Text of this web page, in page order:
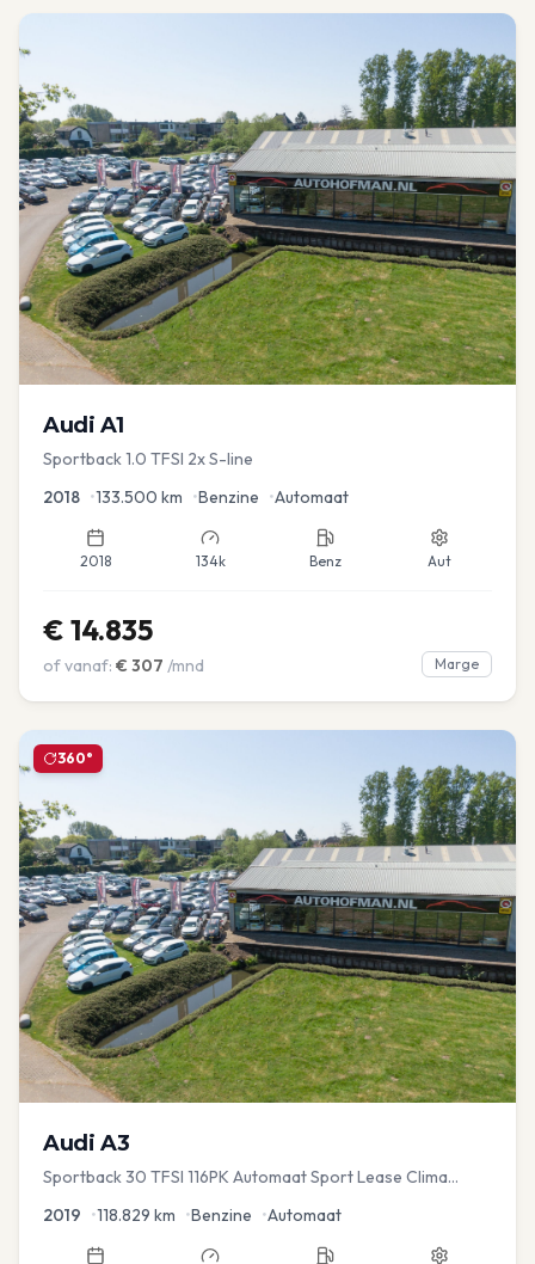
Audi A1
Sportback 1.0 TFSI 2x S-line
2018 •133.500 km •Benzine •Automaat
2018 134k Benz Aut
€ 14.835
of vanaf: € 307 /mnd Marge
360°
Audi A3
Sportback 30 TFSI 116PK Automaat Sport Lease Clima
2019 •118.829 km •Benzine •Automaat